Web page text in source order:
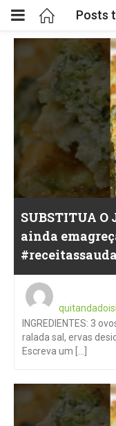
Posts
SUBSTITUA O
ainda
INGREDIENTES: 3
ralada sal, ervas
Escreva um [...]